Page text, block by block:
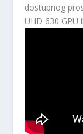
dostupnog
UHD 630 GPU